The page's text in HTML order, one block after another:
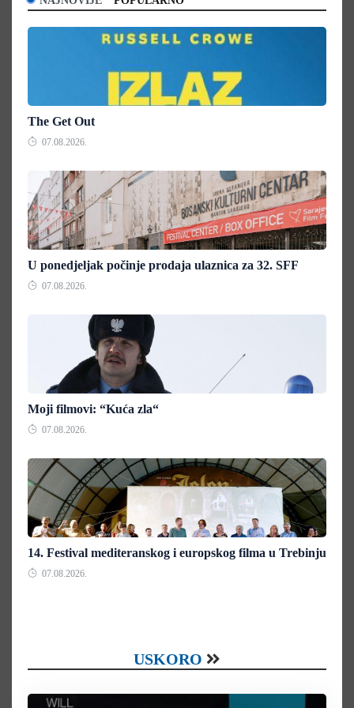
The Get Out
07.08.2026.
U ponedjeljak počinje prodaja ulaznica za 32. SFF
07.08.2026.
Moji filmovi: “Kuća zla“
07.08.2026.
14. Festival mediteranskog i europskog filma u Trebinju
07.08.2026.
USKORO